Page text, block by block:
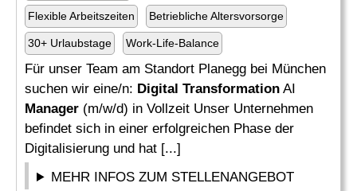
Flexible Arbeitszeiten Betriebliche Altersvorsorge
30+ Urlaubstage Work-Life-Balance
Für unser Team am Standort Planegg bei München
suchen wir eine/n: Digital Transformation AI
Manager (m/w/d) in Vollzeit Unser Unternehmen
befindet sich in einer erfolgreichen Phase der
Digitalisierung und hat [...]
MEHR INFOS ZUM STELLENANGEBOT